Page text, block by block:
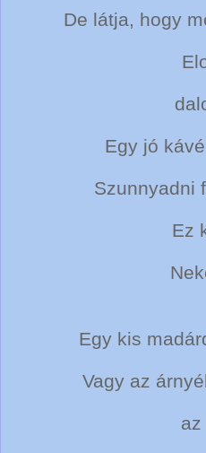
De látja, hogy
Egy jó
Szunnyadni
Ez
Egy kis
Vagy az
az